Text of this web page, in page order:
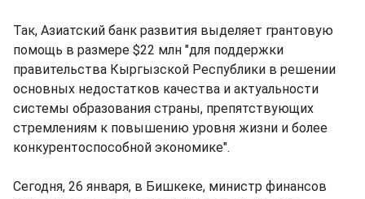
Так, Азиатский банк развития выделяет грантовую
помощь в размере $22 млн "для поддержки
правительства Кыргызской Республики в решении
основных недостатков качества и актуальности
системы образования страны, препятствующих
стремлениям к повышению уровня жизни и более
конкурентоспособной экономике".
Сегодня, 26 января, в Бишкеке, министр финансов